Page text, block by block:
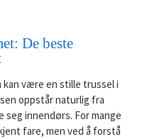
De beste
kan være en stille trussel i
oppstår naturlig fra
seg innendørs. For mange
fare, men ved å forstå